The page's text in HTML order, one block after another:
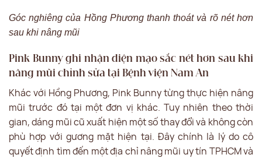
Góc nghiêng của Hồng Phương thanh thoát và rõ nét hơn
sau khi nâng mũi
Pink Bunny ghi nhận diện mạo sắc nét hơn sau khi
nâng mũi chỉnh sửa tại Bệnh viện Nam An
Khác với Hồng Phương, Pink Bunny từng thực hiện nâng
mũi trước đó tại một đơn vị khác. Tuy nhiên theo thời
gian, dáng mũi cũ xuất hiện một số thay đổi và không còn
phù hợp với gương mặt hiện tại. Đây chính là lý do cô
quyết định tìm đến một địa chỉ nâng mũi uy tín TPHCM và